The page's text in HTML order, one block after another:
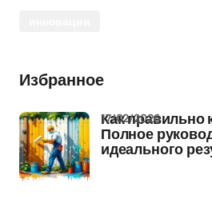
Избранное
Как правильно
Полное
идеального
17/02/2026